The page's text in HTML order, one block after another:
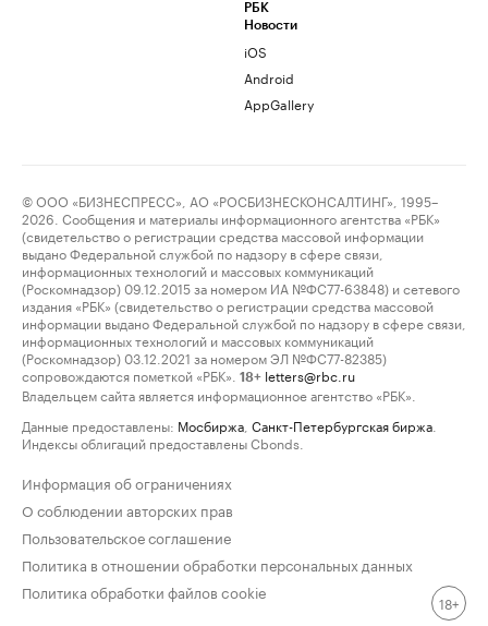
РБК
Новости
iOS
Android
AppGallery
© ООО «БИЗНЕСПРЕСС», АО «РОСБИЗНЕСКОНСАЛТИНГ», 1995–
2026. Сообщения и материалы информационного агентства «РБК»
(свидетельство о регистрации средства массовой информации
выдано Федеральной службой по надзору в сфере связи,
информационных технологий и массовых коммуникаций
(Роскомнадзор) 09.12.2015 за номером ИА №ФС77-63848) и сетевого
издания «РБК» (свидетельство о регистрации средства массовой
информации выдано Федеральной службой по надзору в сфере связи,
информационных технологий и массовых коммуникаций
(Роскомнадзор) 03.12.2021 за номером ЭЛ №ФС77-82385)
сопровождаются пометкой «РБК».
18+ letters@rbc.ru
Владельцем сайта является информационное агентство «РБК».
Данные предоставлены: Мосбиржа Санкт-Петербургская биржа
Индексы облигаций предоставлены Cbonds.
Информация об ограничениях
О соблюдении авторских прав
Пользовательское соглашение
Политика в отношении обработки персональных данных
Политика обработки файлов cookie
18+